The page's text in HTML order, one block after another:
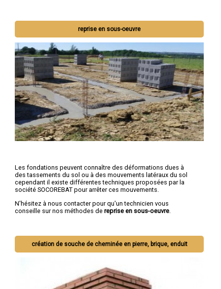
reprise en sous-oeuvre
Les fondations peuvent connaître des déformations dues à
des tassements du sol ou à des mouvements latéraux du sol
cependant il existe différentes techniques proposées par la
société SOCOREBAT pour arrêter ces mouvements.
N'hésitez à nous contacter pour qu'un technicien vous
conseille sur nos méthodes de reprise en sous-oeuvre
création de souche de cheminée en pierre, brique, enduit